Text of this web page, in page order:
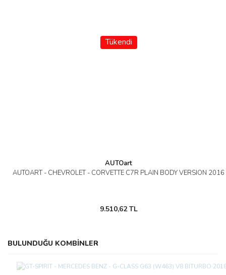
Tükendi
AUTOart
AUTOART - CHEVROLET - CORVETTE C7R PLAIN BODY VERSION 2016
9.510,62 TL
BULUNDUĞU KOMBİNLER